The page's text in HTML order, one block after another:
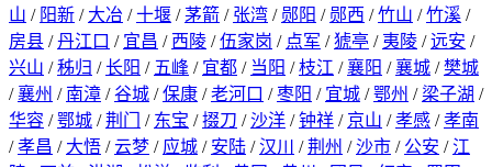
山 / 阳新 / 大冶 /十堰 /茅箭 / 张湾 / 郧阳 / 郧西 /竹山 /竹溪 /
房县 /丹江口 / 宜昌 / 西陵 /伍家岗 / 点军 /猇亭 / 夷陵 /远安 /
兴山 /秭归 /长阳 / 五峰 / 宜都 / 当阳 /枝江 /襄阳 /襄城 /樊城
/襄州 / 南漳 /谷城 /保康 /老河口 /枣阳 / 宜城 /鄂州 / 梁子湖 /
华容 /鄂城 /荆门 / 东宝 /掇刀 /沙洋 /钟祥 / 京山 /孝感 /孝南
/孝昌 / 大悟 /云梦 / 应城 / 安陆 /汉川 /荆州 /沙市 / 公安 / 江